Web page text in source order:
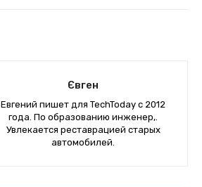
Євген
Евгений пишет для TechToday с 2012
года. По образованию инженер,.
Увлекается реставрацией старых
автомобилей.